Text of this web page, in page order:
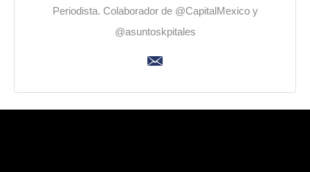
Periodista. Colaborador de @CapitalMexico y
@asuntoskpitales